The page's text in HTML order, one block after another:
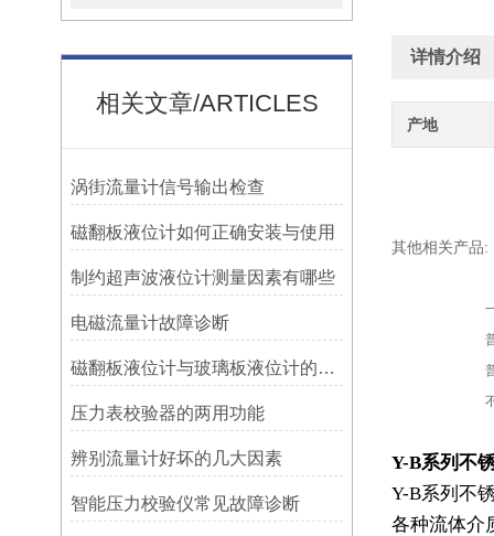
相关文章/ARTICLES
涡街流量计信号输出检查
磁翻板液位计如何正确安装与使用
制约超声波液位计测量因素有哪些
电磁流量计故障诊断
磁翻板液位计与玻璃板液位计的比较及其原理
压力表校验器的两用功能
辨别流量计好坏的几大因素
智能压力校验仪常见故障诊断
详情介绍
产地
其他相关产品:
Y-B系列不
Y-B系列不
各种流体介